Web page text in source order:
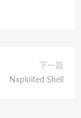
下一篇
Nxploited Shell